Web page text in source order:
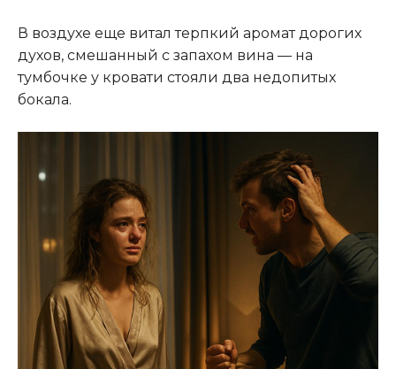
В воздухе еще витал терпкий аромат дорогих
духов, смешанный с запахом вина — на
тумбочке у кровати стояли два недопитых
бокала.